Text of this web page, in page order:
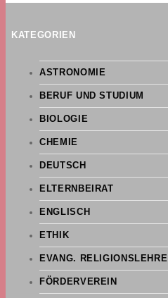
KATEGORIEN
ASTRONOMIE
BERUF UND STUDIUM
BIOLOGIE
CHEMIE
DEUTSCH
ELTERNBEIRAT
ENGLISCH
ETHIK
EVANG. RELIGIONSLEHRE
FÖRDERVEREIN